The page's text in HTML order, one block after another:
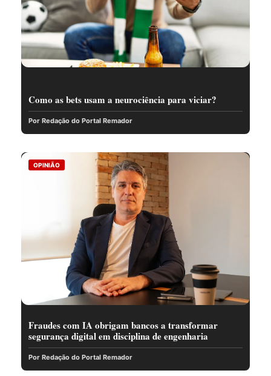
Como as bets usam a neurociência para viciar?
Por Redação do Portal Remador
OPINIÃO
Fraudes com IA obrigam bancos a transformar
segurança digital em disciplina de engenharia
Por Redação do Portal Remador